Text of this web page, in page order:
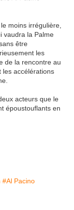
moins irrégulière,
vaudra la Palme
être
les
de la rencontre au
les accélérations
acteurs que le
époustouflants en
#Al Pacino